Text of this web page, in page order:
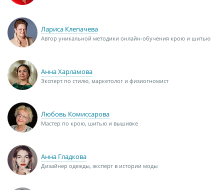
Лариса Клепачева
Автор уникальной методики онлайн-обучения крою и шитью
Анна Харламова
Эксперт по стилю, маркетолог и физиогномист
Любовь Комиссарова
Мастер по крою, шитью и вышивке
Анна Гладкова
Дизайнер одежды, эксперт в истории моды